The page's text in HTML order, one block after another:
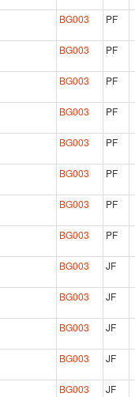
BG003 PF
BG003 PF
BG003 PF
BG003 PF
BG003 PF
BG003 PF
BG003 PF
BG003 PF
BG003 JF
BG003 JF
BG003 JF
BG003 JF
BG003 JF